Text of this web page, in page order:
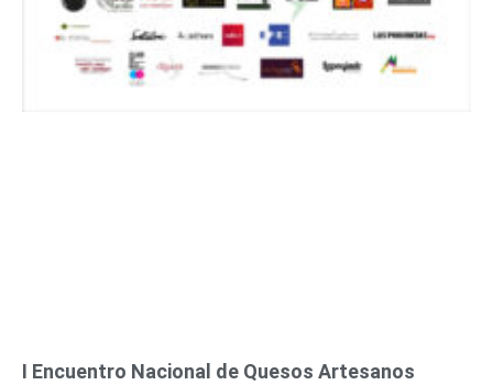
I Encuentro Nacional de Quesos Artesanos